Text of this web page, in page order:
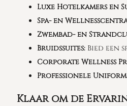
Luxe Hotelkamers en
Spa- en
Zwembad- en
Bruidssuites: Bied een
Corporate Wellness
Professionele
Klaar om de